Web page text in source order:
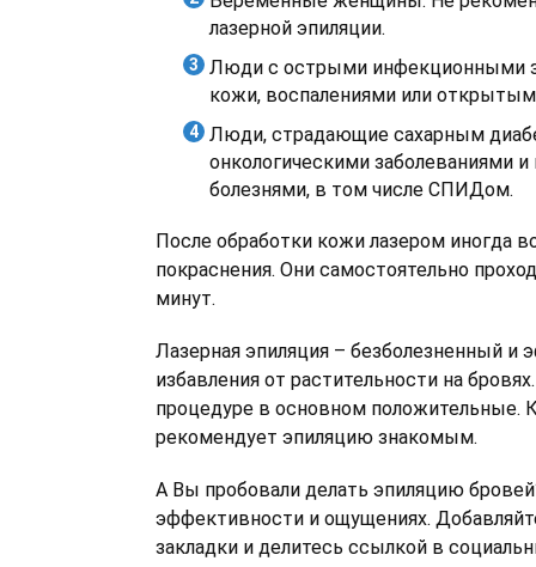
лазерной эпиляции.
Люди с острыми инфекционными
кожи, воспалениями или
Люди, страдающие сахарным
онкологическими заболеваниями
болезнями, в том числе СПИДом.
После обработки кожи лазером иногда
покраснения. Они самостоятельно
минут.
Лазерная эпиляция – безболезненный
избавления от растительности на
процедуре в основном положительные.
рекомендует эпиляцию знакомым.
А Вы пробовали делать эпиляцию
эффективности и ощущениях.
закладки и делитесь ссылкой в